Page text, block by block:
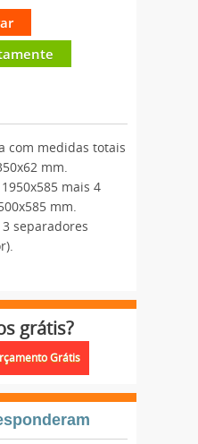
com medidas totais
mm.
mais 4
mm.
separadores
grátis?